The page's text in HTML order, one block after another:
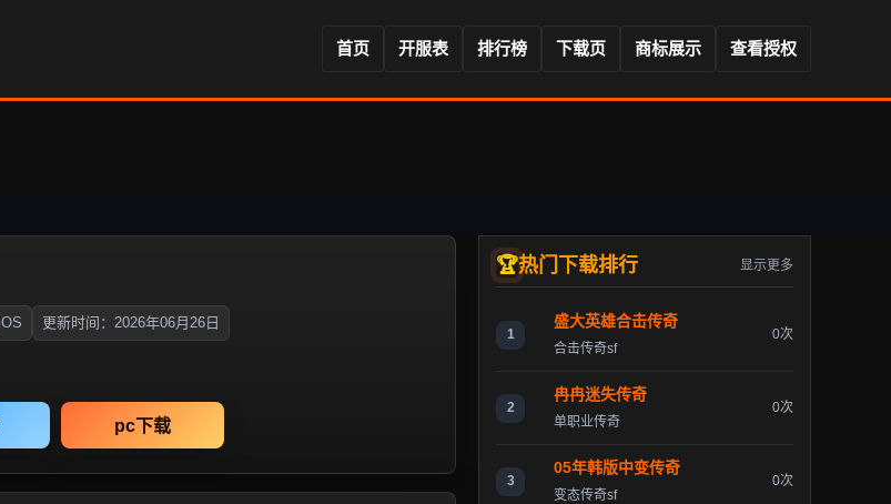
首页 开服表 排行榜 下载页 商标展示 查看授权
更新时间：2026年06月26日
pc下载
热门下载排行 显示更多
1
盛大英雄合击传奇
合击传奇sf
0次
2
冉冉迷失传奇
单职业传奇
0次
3
05年韩版中变传奇
变态传奇sf
0次